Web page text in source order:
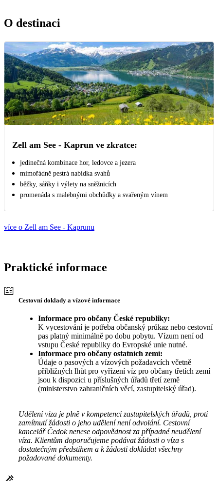
O destinaci
Zell am See - Kaprun ve zkratce:
jedinečná kombinace hor, ledovce a jezera
mimořádně pestrá nabídka svahů
běžky, sáňky i výlety na sněžnicích
promenáda s malebnými obchůdky a svařeným vínem
více o Zell am See - Kaprunu
Praktické informace
Cestovní doklady a vízové informace
Informace pro občany České republiky:
K vycestování je potřeba občanský průkaz nebo cestovní
pas platný minimálně po dobu pobytu. Vízum není od
vstupu České republiky do Evropské unie nutné.
Informace pro občany ostatních zemí:
Údaje o pasových a vízových požadavcích včetně
přibližných lhůt pro vyřízení víz pro občany třetích zemí
jsou k dispozici u příslušných úřadů třetí země
(ministerstvo zahraničních věcí, zastupitelský úřad).
Udělení víza je plně v kompetenci zastupitelských úřadů, proti
zamítnutí žádosti o jeho udělení není odvolání. Cestovní
kancelář Čedok nenese odpovědnost za případné neudělení
víza. Klientům doporučujeme podávat žádosti o víza s
dostatečným předstihem a k žádosti dokládat všechny
požadované dokumenty.